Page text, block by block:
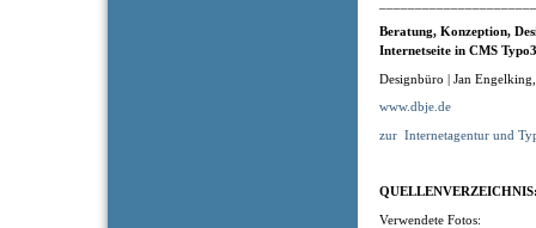
Beratung, Konzeption,
Internetseite in CMS
Designbüro | Jan
www.dbje.de
zur Internetagentur und
Verwendete Fotos: